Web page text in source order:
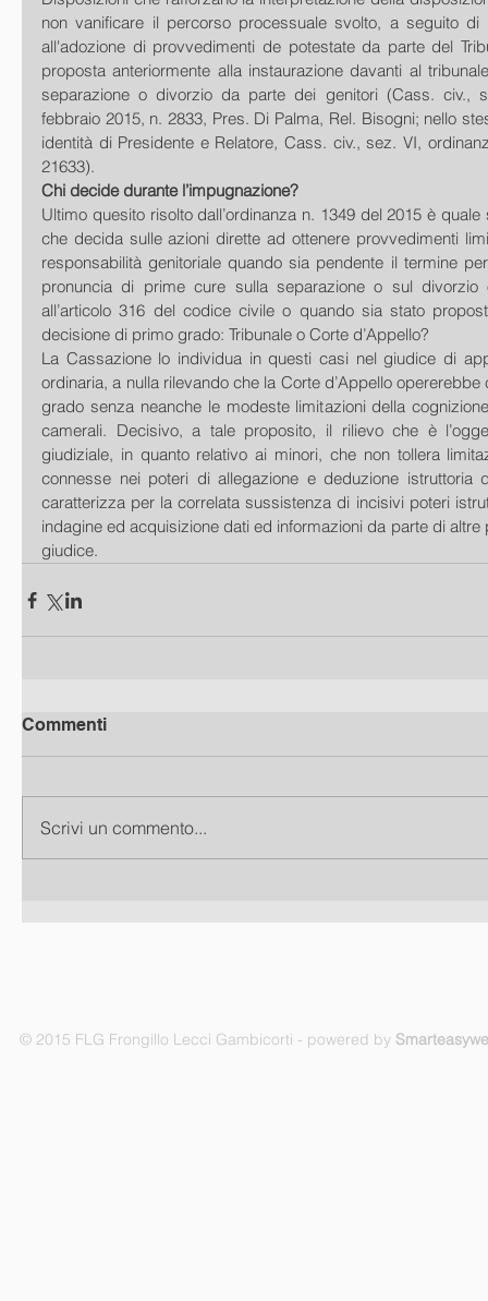
non vanificare il percorso processuale svolto, a seguito di
all'adozione di provvedimenti de potestate da parte del
proposta anteriormente alla instaurazione davanti al
separazione o divorzio da parte dei genitori (Cass. civ.,
febbraio 2015, n. 2833, Pres. Di Palma, Rel. Bisogni; nello
identità di Presidente e Relatore, Cass. civ., sez. VI,
21633).
Chi decide durante l’impugnazione?
Ultimo quesito risolto dall’ordinanza n. 1349 del 2015 è
che decida sulle azioni dirette ad ottenere provvedimenti
responsabilità genitoriale quando sia pendente il termine
pronuncia di prime cure sulla separazione o sul
all’articolo 316 del codice civile o quando sia stato
decisione di primo grado: Tribunale o Corte d’Appello?
La Cassazione lo individua in questi casi nel giudice di
ordinaria, a nulla rilevando che la Corte d’Appello
grado senza neanche le modeste limitazioni della
camerali. Decisivo, a tale proposito, il rilievo che è
giudiziale, in quanto relativo ai minori, che non tollera
connesse nei poteri di allegazione e deduzione istruttoria
caratterizza per la correlata sussistenza di incisivi poteri
indagine ed acquisizione dati ed informazioni da parte di altre
giudice.
Commenti
Scrivi un commento...
© 2015 FLG Frongillo Lecci Gambicorti - powered by